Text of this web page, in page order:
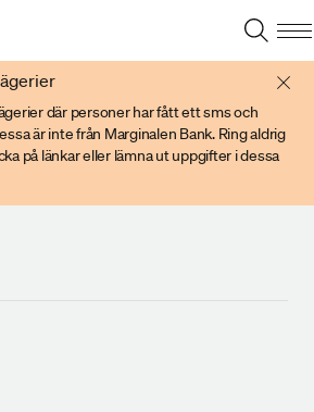
där personer har fått ett sms och
är inte från Marginalen Bank. Ring aldrig
på länkar eller lämna ut uppgifter i dessa
Vänligen använd senare versioner av t ex